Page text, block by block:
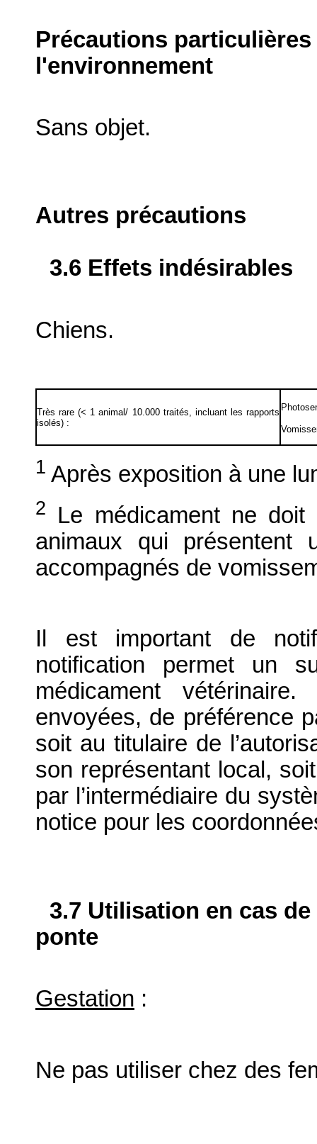
Précautions
l'environnement
Sans objet.
Autres précautions
3.6 Effets indésirables
Chiens.
Très rare (< 1 animal/ 10.000 traités, incluant les rapports
isolés) :
1 Après exposition à une
2
Le médicament ne
animaux qui présentent
accompagnés de
Il est important de
notification permet un
médicament
envoyées, de préférence
soit au titulaire de
son représentant local,
par l’intermédiaire du
notice pour les
3.7 Utilisation en cas
ponte
Gestation :
Ne pas utiliser chez des